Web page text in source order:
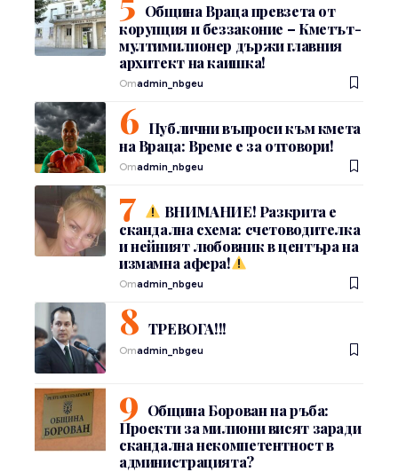
Община Враца превзета от
корупция и беззаконие – Кметът-
мултимилионер държи главния
архитект на каишка!
Отadmin_nbgeu
Публични въпроси към кмета
на Враца: Време е за отговори!
Отadmin_nbgeu
ВНИМАНИЕ! Разкрита е
скандална схема: счетоводителка
и нейният любовник в центъра на
измамна афера!
Отadmin_nbgeu
ТРЕВОГА!!!
Отadmin_nbgeu
Община Борован на ръба:
Проекти за милиони висят заради
скандална некомпетентност в
администрацията?